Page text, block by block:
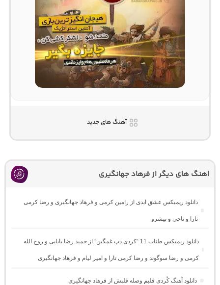
آهنگ های جدید
اهنگ های دیگر از فرهاد جهانگیری
دانلود ریمیکس عشق ابدی از رامین کرمی و فرهاد جهانگیری و رضا کرمی
تارا و ناجی و پیشرو
دانلود ریمیکس طناب 11 “کردی دپ غمگین” از حمید رضا بابایی و روح الله
کرمی و رضا سوگوند و رضا کرمی تارا و امیر لیام و فرهاد جهانگیری
دانلود آهنگ کُردی قلبم وصله قلبش از فرهاد جهانگیری